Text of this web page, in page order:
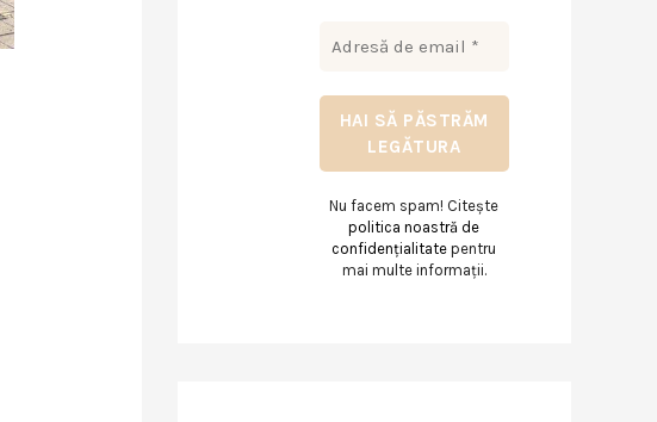
Nu facem spam! Citește
politica noastră de
confidențialitate pentru
mai multe informații.